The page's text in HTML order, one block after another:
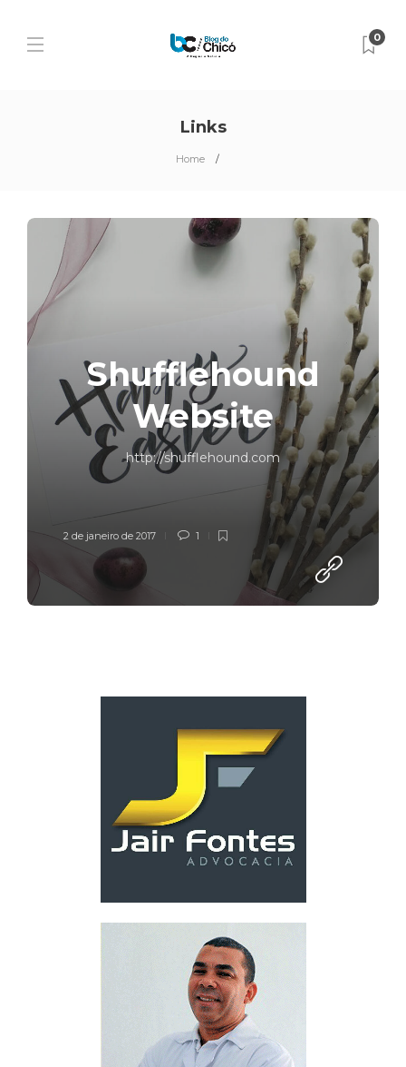
0
Links
Home
Shufflehound
Website
http://shufflehound.com
2 de janeiro de 2017 1